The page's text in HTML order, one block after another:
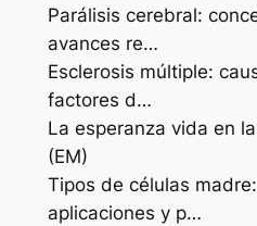
Parálisis cerebral:
avances re…
Esclerosis múltiple:
factores d…
La esperanza vida en
(EM)
Tipos de células
aplicaciones y p…